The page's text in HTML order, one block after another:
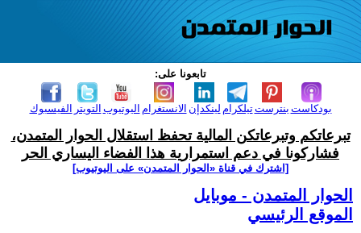
تابعونا على:
الفيسبوك التويتر اليوتيوب الانستغرام لينكدإن تيلكرامبنترست بودكاست
تبرعاتكم وتبرعاتكن المالية تحفظ استقلال الحوار المتمدن،
فشاركونا في دعم استمرارية هذا الفضاء اليساري الحر
[اشترك في قناة ‫«الحوار المتمدن» على اليوتيوب]
الحوار المتمدن - موبايل
الموقع الرئيسي